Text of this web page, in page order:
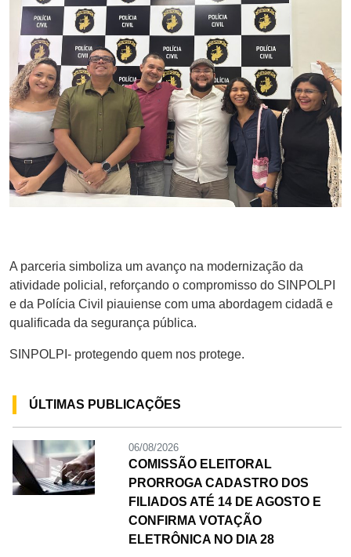
A parceria simboliza um avanço na modernização da
atividade policial, reforçando o compromisso do SINPOLPI
e da Polícia Civil piauiense com uma abordagem cidadã e
qualificada da segurança pública.
SINPOLPI- protegendo quem nos protege.
ÚLTIMAS PUBLICAÇÕES
06/08/2026
COMISSÃO ELEITORAL
PRORROGA CADASTRO DOS
FILIADOS ATÉ 14 DE AGOSTO E
CONFIRMA VOTAÇÃO
ELETRÔNICA NO DIA 28